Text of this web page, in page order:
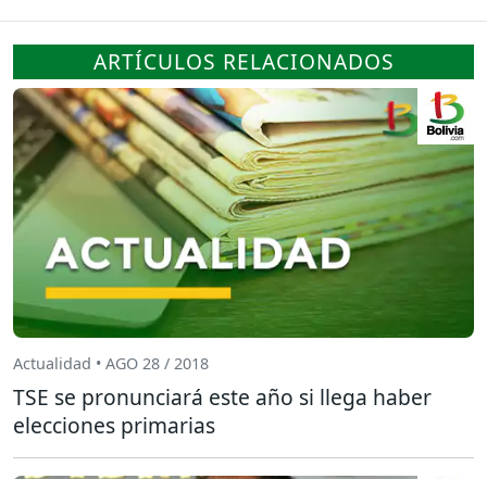
ARTÍCULOS RELACIONADOS
Actualidad • AGO 28 / 2018
TSE se pronunciará este año si llega haber
elecciones primarias